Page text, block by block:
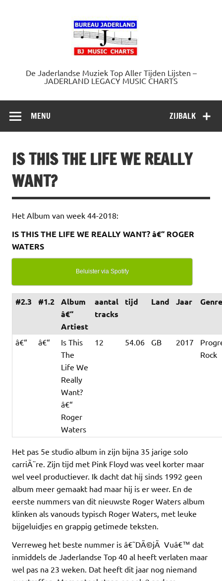
De Jaderlandse Muziek Top Aller Tijden Lijsten –
JADERLAND LEGACY MUSIC CHARTS
ZIJBALK
MENU
IS THIS THE LIFE WE REALLY
WANT?
Het Album van week 44-2018:
IS THIS THE LIFE WE REALLY WANT? â€“ ROGER
WATERS
Beluister via Spotify
#2.3 #1.2
Album
â€“
Artiest
aantal
tracks
tijd Land Jaar
â€“ â€“
Is This
The
Life We
Really
Want?
â€“
Roger
Waters
12 54.06 GB 2017
Rock
Het pas 5e studio album in zijn bijna 35 jarige solo
carriÃ¨re. Zijn tijd met Pink Floyd was veel korter maar
wel veel productiever. Ik dacht dat hij sinds 1992 geen
album meer gemaakt had maar hij is er weer. En de
eerste nummers van dit nieuwste Roger Waters album
klinken als vanouds typisch Roger Waters, met leuke
bijgeluidjes en grappig getimede teksten.
Verreweg het beste nummer is â€˜DÃ©jÃ Vuâ€™ dat
inmiddels de Jaderlandse Top 40 al heeft verlaten maar
wel pas na 23 weken. Dat heeft dit jaar nog niemand